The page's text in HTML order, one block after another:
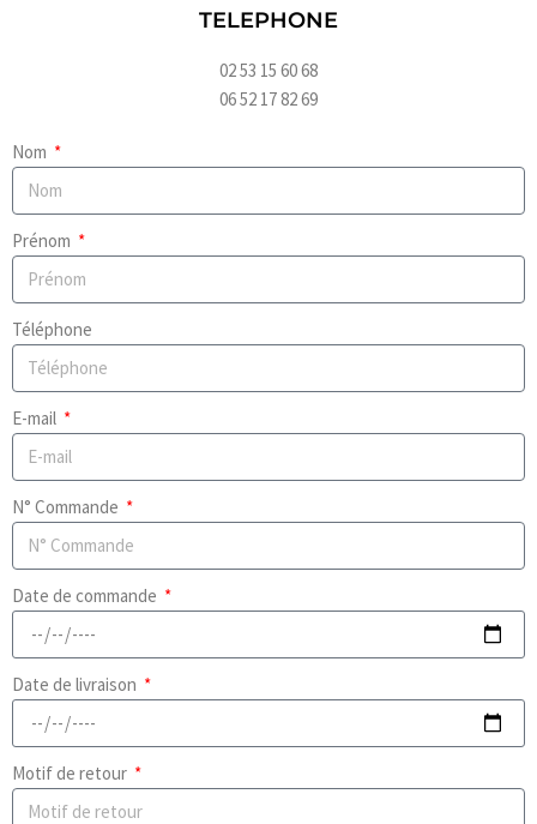
TELEPHONE
02 53 15 60 68
06 52 17 82 69
Nom
Prénom
Téléphone
E-mail
N° Commande
Date de commande
Date de livraison
Motif de retour